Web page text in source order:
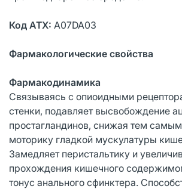
Код АТХ: А07DA03
Фармакологические свойства
Фармакодинамика
Связываясь с опиоидными
стенки, подавляет высвобождение
простагландинов, снижая тем
моторику гладкой мускулатуры
Замедляет перистальтику и
прохождения кишечного
тонус анального сфинктера.